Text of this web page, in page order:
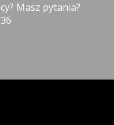
Masz pytania?